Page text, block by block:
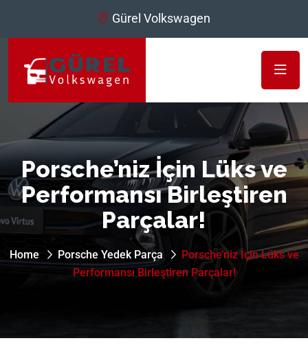
Gürel Volkswagen
Porsche’niz İçin Lüks ve
Performansı Birleştiren
Parçalar!
Home Porsche Yedek Parça
Porsche’niz İçin Lüks ve
Performansı Birleştiren Parçalar!